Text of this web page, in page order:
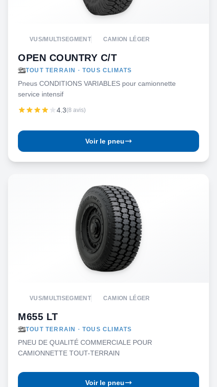
VUS/MULTISEGMENT CAMION LÉGER
OPEN COUNTRY C/T
TOUT TERRAIN · TOUS CLIMATS
Pneus CONDITIONS VARIABLES pour camionnette
service intensif
4.3(8 avis)
Voir le pneu
VUS/MULTISEGMENT CAMION LÉGER
M655 LT
TOUT TERRAIN · TOUS CLIMATS
PNEU DE QUALITÉ COMMERCIALE POUR
CAMIONNETTE TOUT-TERRAIN
Voir le pneu